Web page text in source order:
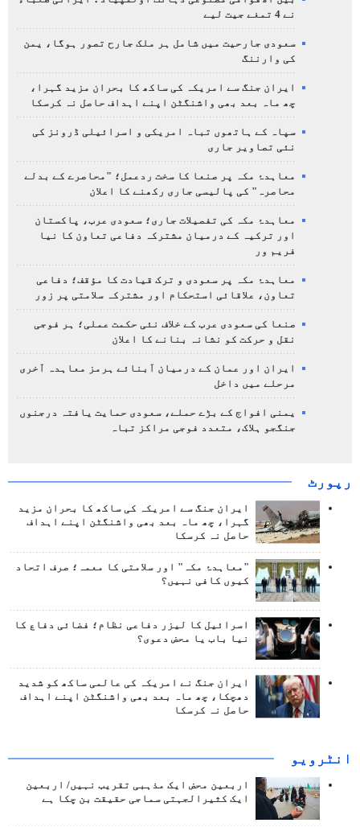
نے 4 تمغے جیت لیے
سعودی جارحیت میں شامل ہر ملک جارح تصور ہوگا، یمن
کی وارننگ
ایران جنگ سے امریکہ کی ساکھ کا بحران مزید گہرا،
چھ ماہ بعد بھی واشنگٹن اپنے اہداف حاصل نہ کرسکا
سپاہ کے ہاتھوں تباہ امریکی و اسرائیلی ڈرونز کی
نئی تصاویر جاری
معاہدۂ مکہ پر صنعا کا سخت ردعمل؛ "محاصرے کے بدلے
محاصرہ" کی پالیسی جاری رکھنے کا اعلان
معاہدۂ مکہ کی تفصیلات جاری؛ سعودی عرب، پاکستان
اور ترکیہ کے درمیان مشترکہ دفاعی تعاون کا نیا
فریم ور
معاہدۂ مکہ پر سعودی و ترک قیادت کا مؤقف؛ دفاعی
تعاون، علاقائی استحکام اور مشترکہ سلامتی پر زور
صنعا کی سعودی عرب کے خلاف نئی حکمت عملی؛ ہر فوجی
نقل و حرکت کو نشانہ بنانے کا اعلان
ایران اور عمان کے درمیان آبنائے ہرمز معاہدہ آخری
مرحلے میں داخل
یمنی افواج کے بڑے حملے، سعودی حمایت یافتہ درجنوں
جنگجو ہلاک، متعدد فوجی مراکز تباہ
رپورٹ
ایران جنگ سے امریکہ کی ساکھ کا بحران مزید
گہرا، چھ ماہ بعد بھی واشنگٹن اپنے اہداف
حاصل نہ کرسکا
"معاہدۂ مکہ" اور سلامتی کا معمہ؛ صرف اتحاد
کیوں کافی نہیں؟
اسرائیل کا لیزر دفاعی نظام؛ فضائی دفاع کا
نیا باب یا محض دعوی؟
ایران جنگ نے امریکہ کی عالمی ساکھ کو شدید
دھچکا، چھ ماہ بعد بھی واشنگٹن اپنے اہداف
حاصل نہ کرسکا
انٹرويو
اربعین محض ایک مذہبی تقریب نہیں/ اربعین
ایک کثیرالجہتی سماجی حقیقت بن چکا ہے